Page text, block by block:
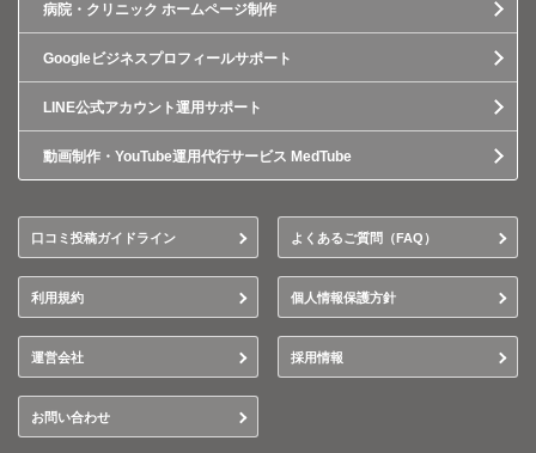
病院・クリニック ホームページ制作
Googleビジネスプロフィールサポート
LINE公式アカウント運用サポート
動画制作・YouTube運用代行サービス MedTube
口コミ投稿ガイドライン よくあるご質問（FAQ）
利用規約 個人情報保護方針
運営会社 採用情報
お問い合わせ